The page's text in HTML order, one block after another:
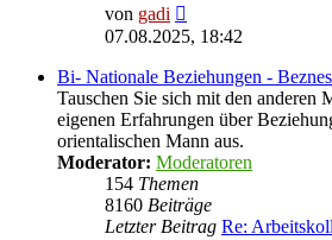
von gadi
Beitrag
07.08.2025, 18:42
Bi- Nationale Beziehungen -
Tauschen Sie sich mit den anderen
eigenen Erfahrungen über
orientalischen Mann aus.
Moderator: Moderatoren
154 Themen
8160 Beiträge
Letzter Beitrag Re: